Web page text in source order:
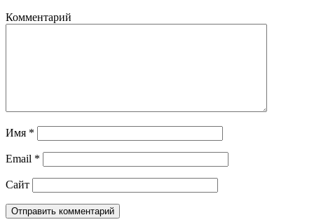
Комментарий
Имя *
Email *
Сайт